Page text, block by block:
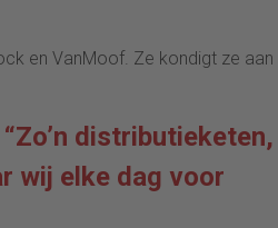
en VanMoof. Ze kondigt ze aan
distributieketen,
wij elke dag voor